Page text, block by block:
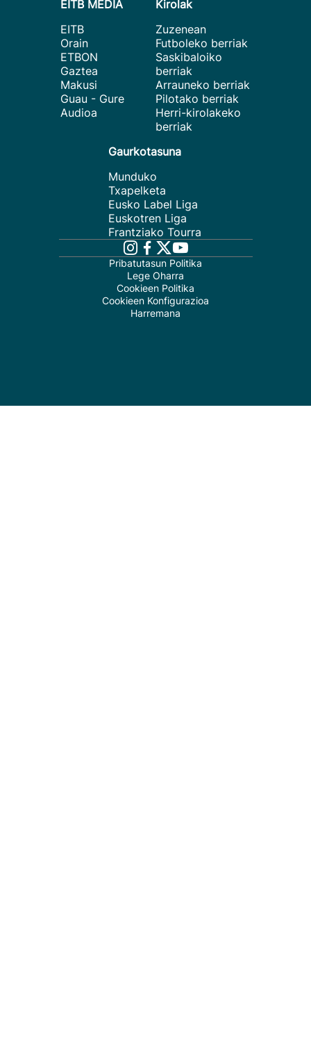
EITB MEDIA
EITB
Orain
ETBON
Gaztea
Makusi
Guau - Gure
Audioa
Kirolak
Zuzenean
Futboleko berriak
Saskibaloiko
berriak
Arrauneko berriak
Pilotako berriak
Herri-kirolakeko
berriak
Gaurkotasuna
Munduko
Txapelketa
Eusko Label Liga
Euskotren Liga
Frantziako Tourra
Pribatutasun Politika
Lege Oharra
Cookieen Politika
Cookieen Konfigurazioa
Harremana